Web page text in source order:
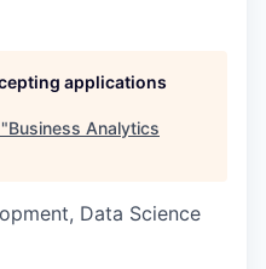
applications
Business Analytics
Data Science